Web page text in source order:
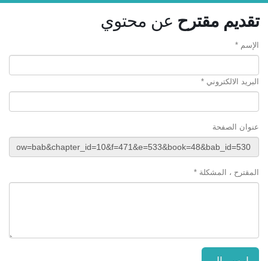
تقديم مقترح عن محتوي
الإسم *
البريد الالكتروني *
عنوان الصفحة
المقترح ، المشكلة *